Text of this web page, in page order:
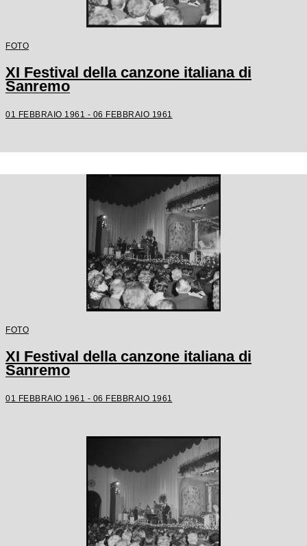
FOTO
XI Festival della canzone italiana di
Sanremo
01 FEBBRAIO 1961 - 06 FEBBRAIO 1961
FOTO
XI Festival della canzone italiana di
Sanremo
01 FEBBRAIO 1961 - 06 FEBBRAIO 1961